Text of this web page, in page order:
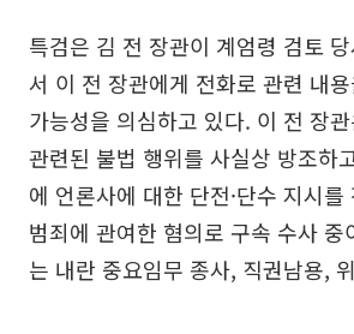
특검은 김 전 장관이 계엄령 검토
서 이 전 장관에게 전화로 관련 내
가능성을 의심하고 있다. 이 전 장
관련된 불법 행위를 사실상 방조하
에 언론사에 대한 단전·단수 지시
범죄에 관여한 혐의로 구속 수사 중
는 내란 중요임무 종사, 직권남용,